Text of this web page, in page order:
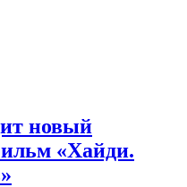
новый
«Хайди.